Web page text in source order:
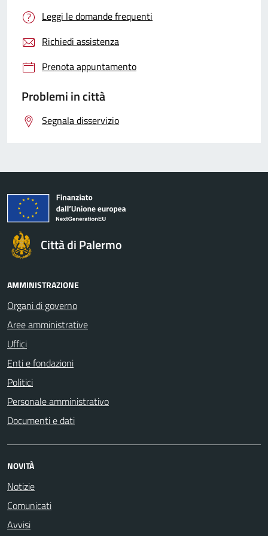
Leggi le domande frequenti
Richiedi assistenza
Prenota appuntamento
Problemi in città
Segnala disservizio
Città di Palermo
AMMINISTRAZIONE
Organi di governo
Aree amministrative
Uffici
Enti e fondazioni
Politici
Personale amministrativo
Documenti e dati
NOVITÀ
Notizie
Comunicati
Avvisi